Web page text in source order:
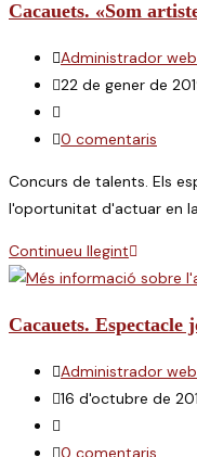
Cacauets. «Som
Autor
de
l'entrada:
Administrador
Entrada
publicada:
22 de gener de
Categoria
de
Comentaris
l'entrada:
0 comentaris
Concurs de talents. Els
l'oportunitat d'actuar en
Continueu llegintCacauets.
«Som
som
Cacauets. Espectacle
Autor
de
l'entrada:
Administrador
Entrada
publicada:
16 d'octubre de
Categoria
de
Comentaris
0 comentaris